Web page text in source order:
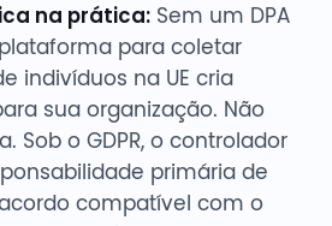
na prática:Sem um DPA
para coletar
indivíduos na UE cria
sua organização. Não
Sob o GDPR, o controlador
primária de
compatível com o